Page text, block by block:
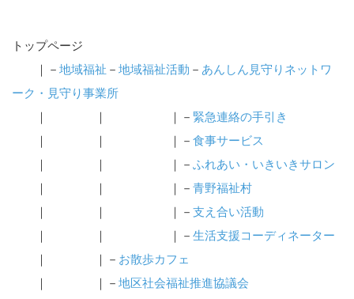
トップページ
｜－ 地域福祉 － 地域福祉活動 － あんしん見守りネットワ
ーク・見守り事業所
｜ ｜ ｜－ 緊急連絡の手引き
｜ ｜ ｜－ 食事サービス
｜ ｜ ｜－ ふれあい・いきいきサロン
｜ ｜ ｜－ 青野福祉村
｜ ｜ ｜－ 支え合い活動
｜ ｜ ｜－ 生活支援コーディネーター
｜ ｜－ お散歩カフェ
｜ ｜－ 地区社会福祉推進協議会